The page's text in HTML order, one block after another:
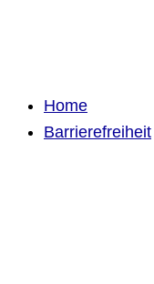
Home
Barrierefreiheit